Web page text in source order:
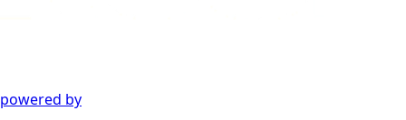
powered by